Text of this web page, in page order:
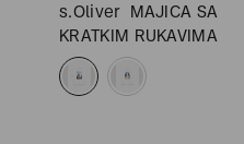
s.Oliver MAJICA SA
KRATKIM RUKAVIMA